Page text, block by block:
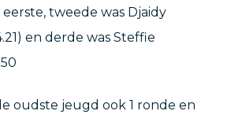
tweede was Djaidy
en derde was Steffie
oudste jeugd ook 1 ronde en